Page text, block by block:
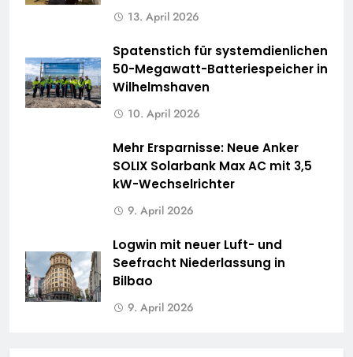
13. April 2026
Spatenstich für systemdienlichen
50-Megawatt-Batteriespeicher in
Wilhelmshaven
10. April 2026
Mehr Ersparnisse: Neue Anker
SOLIX Solarbank Max AC mit 3,5
kW-Wechselrichter
9. April 2026
Logwin mit neuer Luft- und
Seefracht Niederlassung in
Bilbao
9. April 2026